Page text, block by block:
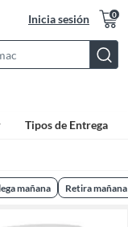
Inicia sesión 0
Bar
Tipos de Entrega
mañana Retira mañana